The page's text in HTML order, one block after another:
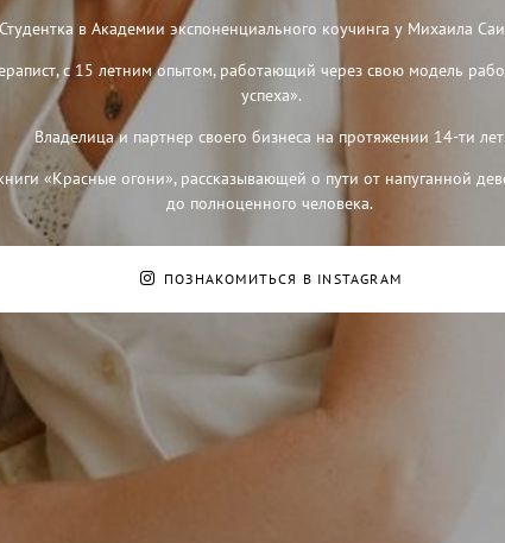
в Академии экспоненциального коучинга у Михаила
с 15 летним опытом, работающий через свою модель
успеха».
Владелица и партнер своего бизнеса на протяжении 14-ти лет.
«Красные огони», рассказывающей о пути от напуганной
до полноценного человека.
ПОЗНАКОМИТЬСЯ В INSTAGRAM